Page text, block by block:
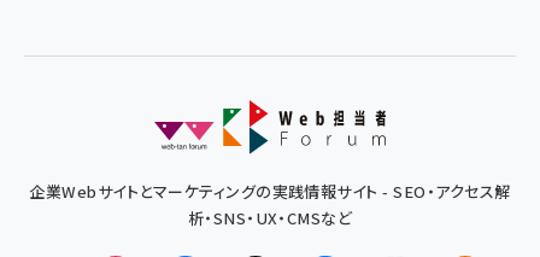
企業Webサイトとマーケティングの実践情報サイト - SEO・アクセス解
析・SNS・UX・CMSなど